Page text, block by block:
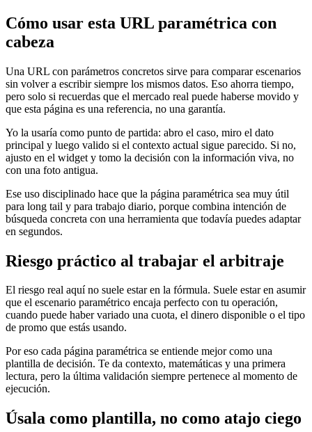
Cómo usar esta URL paramétrica con
cabeza
Una URL con parámetros concretos sirve para comparar escenarios
sin volver a escribir siempre los mismos datos. Eso ahorra tiempo,
pero solo si recuerdas que el mercado real puede haberse movido y
que esta página es una referencia, no una garantía.
Yo la usaría como punto de partida: abro el caso, miro el dato
principal y luego valido si el contexto actual sigue parecido. Si no,
ajusto en el widget y tomo la decisión con la información viva, no
con una foto antigua.
Ese uso disciplinado hace que la página paramétrica sea muy útil
para long tail y para trabajo diario, porque combina intención de
búsqueda concreta con una herramienta que todavía puedes adaptar
en segundos.
Riesgo práctico al trabajar el arbitraje
El riesgo real aquí no suele estar en la fórmula. Suele estar en asumir
que el escenario paramétrico encaja perfecto con tu operación,
cuando puede haber variado una cuota, el dinero disponible o el tipo
de promo que estás usando.
Por eso cada página paramétrica se entiende mejor como una
plantilla de decisión. Te da contexto, matemáticas y una primera
lectura, pero la última validación siempre pertenece al momento de
ejecución.
Úsala como plantilla, no como atajo ciego